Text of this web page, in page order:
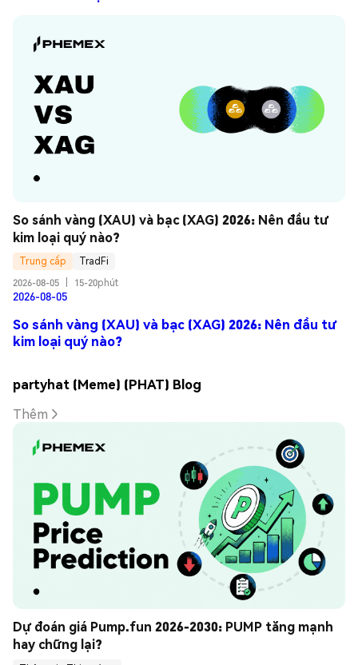
So sánh vàng (XAU) và bạc (XAG) 2026: Nên đầu tư
kim loại quý nào?
Trung cấp
TradFi
2026-08-05
15-20phút
2026-08-05
So sánh vàng (XAU) và bạc (XAG) 2026: Nên đầu tư
kim loại quý nào?
partyhat (Meme) (PHAT) Blog
Thêm
Dự đoán giá Pump.fun 2026-2030: PUMP tăng mạnh
hay chững lại?